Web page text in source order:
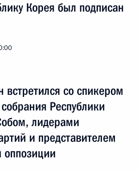
Корея был подписан
со спикером
Республики
лидерами
и представителем